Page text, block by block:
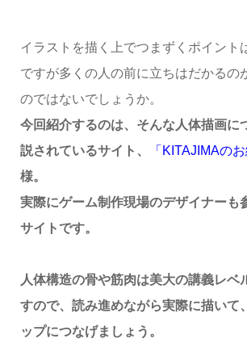
イラストを描く上でつまずくポイント
ですが多くの人の前に立ちはだかるの
のではないでしょうか。
今回紹介するのは、そんな人体描画に
説されているサイト、
「KITAJIMAの
様。
実際にゲーム制作現場のデザイナーも
サイトです。
人体構造の骨や筋肉は美大の講義レベ
すので、読み進めながら実際に描いて
ップにつなげましょう。